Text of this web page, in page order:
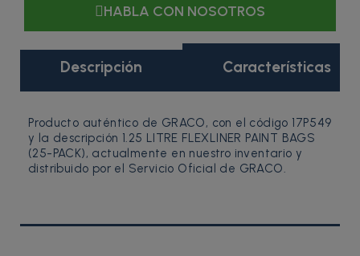
HABLA CON NOSOTROS
Descripción Características
Producto auténtico de GRACO, con el código 17P549
y la descripción 1.25 LITRE FLEXLINER PAINT BAGS
(25-PACK), actualmente en nuestro inventario y
distribuido por el Servicio Oficial de GRACO.